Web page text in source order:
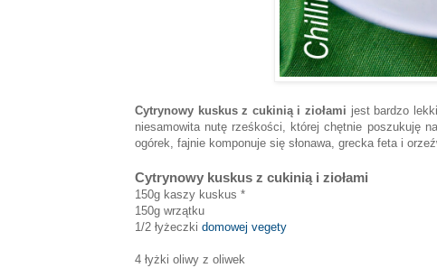
Cytrynowy kuskus z cukinią i ziołami jest bardzo
niesamowita nutę rześkości, której chętnie poszukuję
ogórek, fajnie komponuje się słonawa, grecka feta i
Cytrynowy kuskus z cukinią i ziołami
150g kaszy kuskus *
150g wrzątku
1/2 łyżeczki domowej vegety
4 łyżki oliwy z oliwek